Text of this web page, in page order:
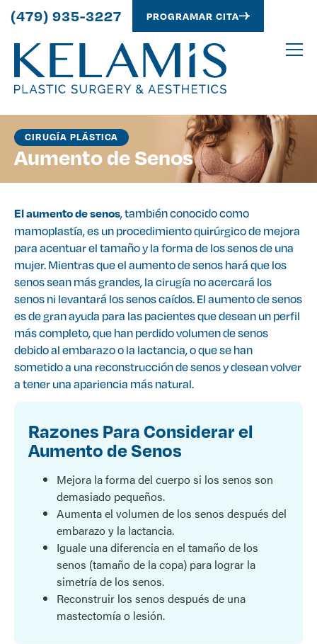
(479) 935-3227 PROGRAMAR CITA
CIRUGÍA PLÁSTICA
Aumento de Senos
El aumento de senos, también conocido como
mamoplastía, es un procedimiento quirúrgico de mejora
para acentuar el tamaño y la forma de los senos de una
mujer. Mientras que el aumento de senos hará que los
senos sean más grandes, la cirugía no acercará los
senos ni levantará los senos caídos. El aumento de senos
es de gran ayuda para las pacientes que desean un perfil
más completo, que han perdido volumen de senos
debido al embarazo o la lactancia, o que se han
sometido a una reconstrucción de senos y desean volver
a tener una apariencia más natural.
Razones Para Considerar el
Aumento de Senos
Mejora la forma del cuerpo si los senos son
demasiado pequeños.
Aumenta el volumen de los senos después del
embarazo y la lactancia.
Iguale una diferencia en el tamaño de los
senos (tamaño de la copa) para lograr la
simetría de los senos.
Reconstruir los senos después de una
mastectomía o lesión.